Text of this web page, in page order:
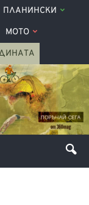
ПЛАНИНСКИ
МОТО